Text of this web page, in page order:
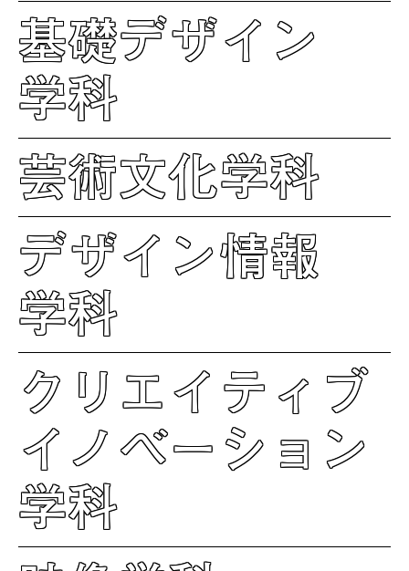
基礎デザイン
学科
芸術文化学科
デザイン情報
学科
クリエイティブ
イノベーション
学科